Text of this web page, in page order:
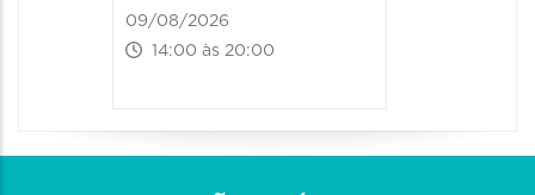
09/08/2026
14:00 às 20:00